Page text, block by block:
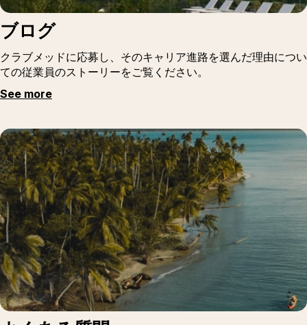
ブログ
クラブメッドに応募し、そのキャリア進路を選んだ理由につい
ての従業員のストーリーをご覧ください。
See more